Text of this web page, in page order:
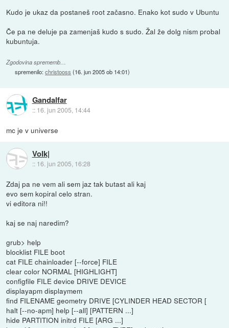
Kudo je ukaz da postaneš root začasno. Enako kot sudo v Ubuntu
Če pa ne deluje pa zamenjaš kudo s sudo. Žal že dolg nism probal
kubuntuja.
Zgodovina sprememb…
spremenilo:christooss (16. jun 2005 ob 14:01)
Gandalfar
:: 16. jun 2005, 14:44
mc je v universe
Volk|
:: 16. jun 2005, 16:28
Zdaj pa ne vem ali sem jaz tak butast ali kaj
evo sem kopiral celo stran.
vi editora ni!!
kaj se naj naredim?
grub> help
blocklist FILE boot
cat FILE chainloader [--force] FILE
clear color NORMAL [HIGHLIGHT]
configfile FILE device DRIVE DEVICE
displayapm displaymem
find FILENAME geometry DRIVE [CYLINDER HEAD SECTOR [
halt [--no-apm] help [--all] [PATTERN ...]
hide PARTITION initrd FILE [ARG ...]